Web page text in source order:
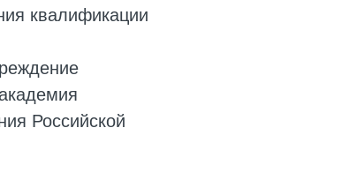
квалификации
Российской